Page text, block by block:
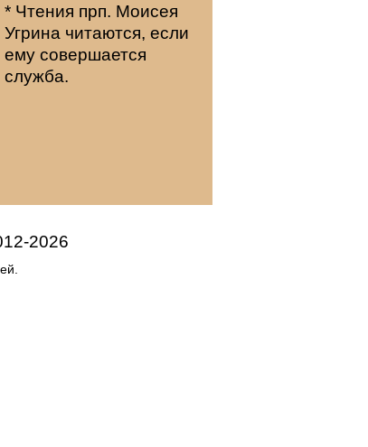
* Чтения прп. Моисея
Угрина читаются, если
ему совершается
служба.
2026